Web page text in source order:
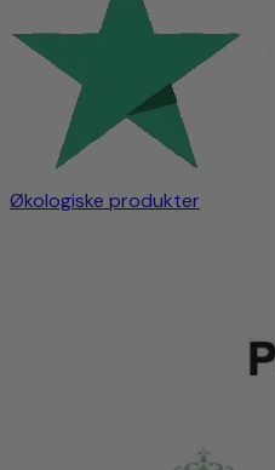
Økologiske produkter